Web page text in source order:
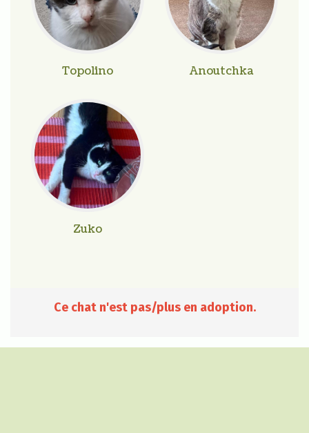
Topolino Anoutchka
Zuko
Ce chat n'est pas/plus en adoption.